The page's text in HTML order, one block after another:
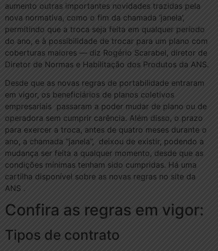
aumento outras importantes novidades trazidas pela
nova normativa, como o fim da chamada ‘janela’,
permitindo que a troca seja feita em qualquer período
do ano, e à possibilidade de trocar para um plano com
coberturas maiores — diz Rogério Scarabel, diretor de
Diretor de Normas e Habilitação dos Produtos da ANS.
Desde que as novas regras de portabilidade entraram
em vigor, os beneficiários de planos coletivos
empresariais passaram a poder mudar de plano ou de
operadora sem cumprir carência. Além disso, o prazo
para exercer a troca, antes de quatro meses durante o
ano, a chamada “janela”, deixou de existir, podendo a
mudança ser feita a qualquer momento, desde que as
condições mínimas tenham sido cumpridas. Há uma
cartilha disponível sobre as novas regras no site da
ANS .
Confira as regras em vigor:
Tipos de contrato